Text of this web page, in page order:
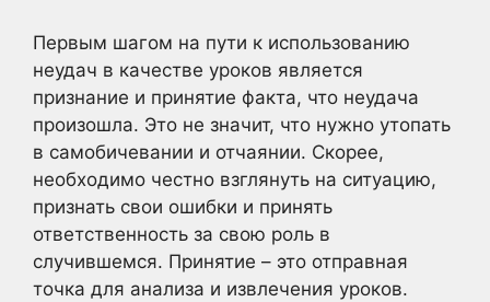
Первым шагом на пути к использованию
неудач в качестве уроков является
признание и принятие факта, что неудача
произошла. Это не значит, что нужно утопать
в самобичевании и отчаянии. Скорее,
необходимо честно взглянуть на ситуацию,
признать свои ошибки и принять
ответственность за свою роль в
случившемся. Принятие – это отправная
точка для анализа и извлечения уроков.